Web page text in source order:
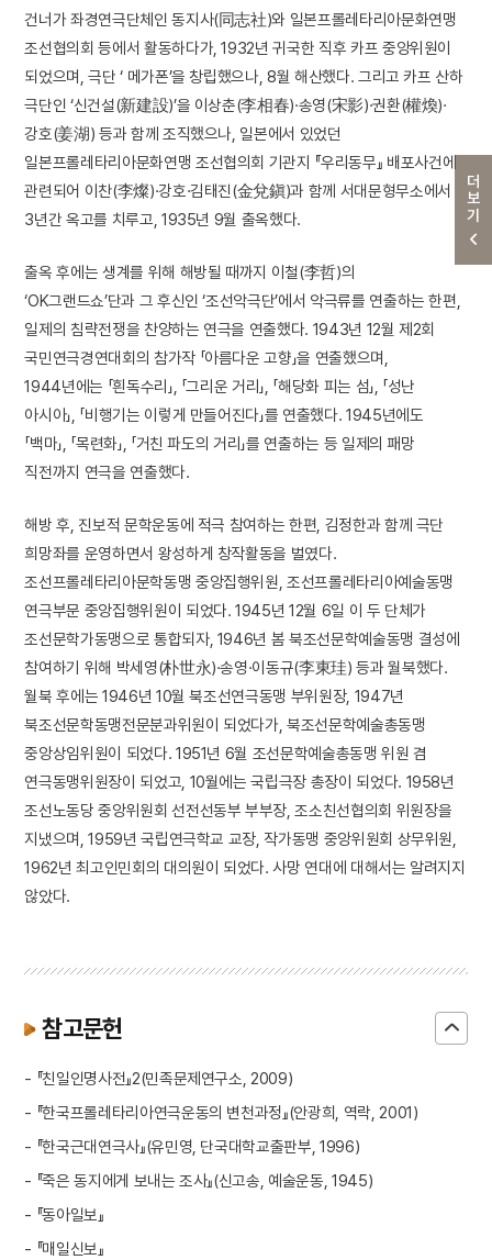
더보기
건너가 좌경연극단체인 동지사(同志社)와 일본프롤레타리아문화연맹
조선협의회 등에서 활동하다가, 1932년 귀국한 직후 카프 중앙위원이
되었으며, 극단 ‘ 메가폰’을 창립했으나, 8월 해산했다. 그리고 카프 산하
극단인 ‘신건설(新建設)’을 이상춘(李相春)·송영(宋影)·권환(權煥)·
강호(姜湖) 등과 함께 조직했으나, 일본에서 있었던
일본프롤레타리아문화연맹 조선협의회 기관지 『우리동무』 배포사건에
관련되어 이찬(李燦)·강호·김태진(金兌鎭)과 함께 서대문형무소에서
3년간 옥고를 치루고, 1935년 9월 출옥했다.
출옥 후에는 생계를 위해 해방될 때까지 이철(李哲)의
‘OK그랜드쇼’단과 그 후신인 ‘조선악극단’에서 악극류를 연출하는 한편,
일제의 침략전쟁을 찬양하는 연극을 연출했다. 1943년 12월 제2회
국민연극경연대회의 참가작 「아름다운 고향」을 연출했으며,
1944년에는 「흰독수리」, 「그리운 거리」, 「해당화 피는 섬」, 「성난
아시아」, 「비행기는 이렇게 만들어진다」를 연출했다. 1945년에도
「백마」, 「목련화」, 「거친 파도의 거리」를 연출하는 등 일제의 패망
직전까지 연극을 연출했다.
해방 후, 진보적 문학운동에 적극 참여하는 한편, 김정한과 함께 극단
희망좌를 운영하면서 왕성하게 창작활동을 벌였다.
조선프롤레타리아문학동맹 중앙집행위원, 조선프롤레타리아예술동맹
연극부문 중앙집행위원이 되었다. 1945년 12월 6일 이 두 단체가
조선문학가동맹으로 통합되자, 1946년 봄 북조선문학예술동맹 결성에
참여하기 위해 박세영(朴世永)·송영·이동규(李東珪) 등과 월북했다.
월북 후에는 1946년 10월 북조선연극동맹 부위원장, 1947년
북조선문학동맹전문분과위원이 되었다가, 북조선문학예술총동맹
중앙상임위원이 되었다. 1951년 6월 조선문학예술총동맹 위원 겸
연극동맹위원장이 되었고, 10월에는 국립극장 총장이 되었다. 1958년
조선노동당 중앙위원회 선전선동부 부부장, 조소친선협의회 위원장을
지냈으며, 1959년 국립연극학교 교장, 작가동맹 중앙위원회 상무위원,
1962년 최고인민회의 대의원이 되었다. 사망 연대에 대해서는 알려지지
않았다.
참고문헌
- 『친일인명사전』2(민족문제연구소, 2009)
- 『한국프롤레타리아연극운동의 변천과정』(안광희, 역락, 2001)
- 『한국근대연극사』(유민영, 단국대학교출판부, 1996)
- 『죽은 동지에게 보내는 조사』(신고송, 예술운동, 1945)
- 『동아일보』
- 『매일신보』